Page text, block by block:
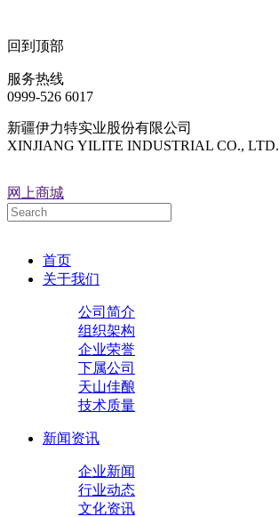
回到顶部
服务热线
0999-526 6017
新疆伊力特实业股份有限公司
XINJIANG YILITE INDUSTRIAL CO., LTD.
网上商城
首页
关于我们
公司简介
组织架构
企业荣誉
下属公司
天山佳酿
技术质量
新闻资讯
企业新闻
行业动态
文化资讯